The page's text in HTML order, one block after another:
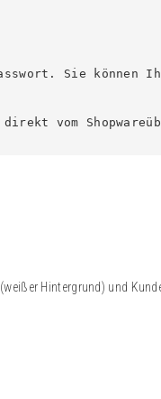
Sie können
vom
Hintergrund) und